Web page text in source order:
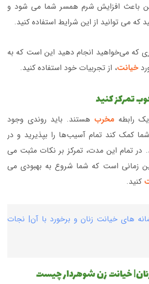
باعث افزایش شرم همسر شما می شود و
می توانید از این شرایط استفاده کنید.
که می‌خواهید انجام دهید این است که به
خیانت، از تجربیات خود استفاده کنید.
رابطه مخرب هستند. باید روندی وجود
کمک کند تمام آسیب‌ها را بپذیرید و در
در تمام این مدت، تمرکز بر نکات مثبت می
زمانی است که شما شروع به بهبودی می
کنید.
های خیانت زنان و برخورد با آن| نجات